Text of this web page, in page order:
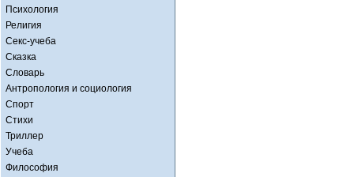
Психология
Религия
Секс-учеба
Сказка
Словарь
Антропология и социология
Спорт
Стихи
Триллер
Учеба
Философия